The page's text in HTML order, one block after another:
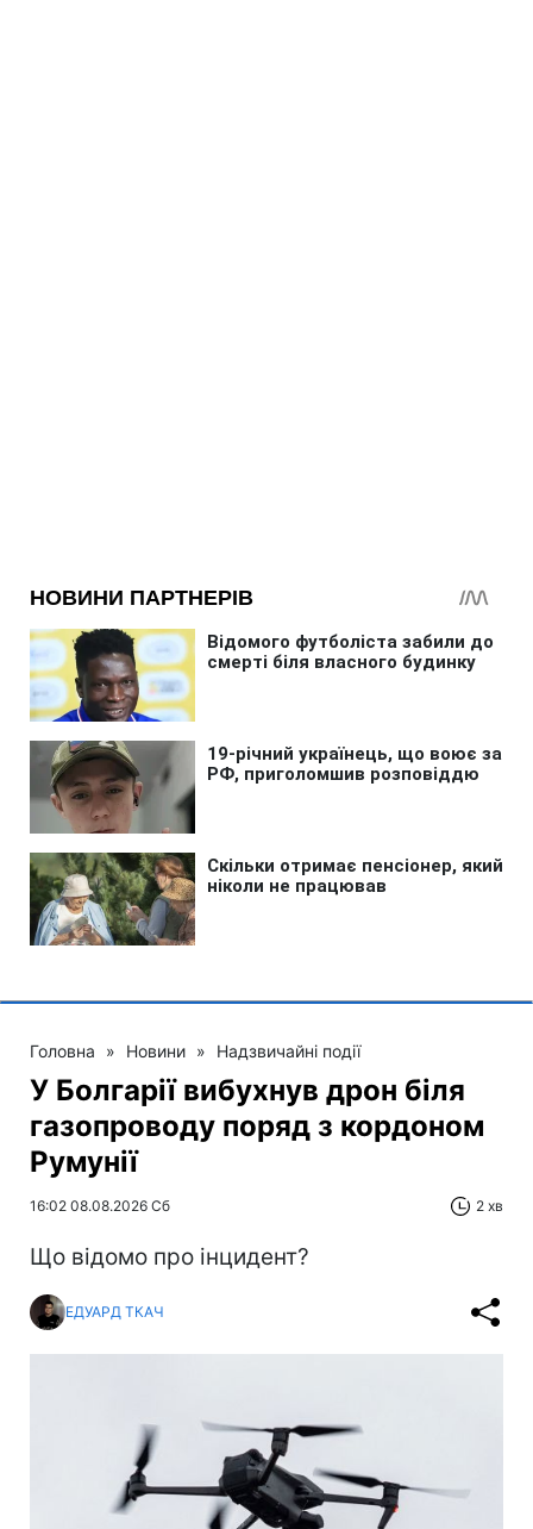
Головна » Новини » Надзвичайні події
У Болгарії вибухнув дрон біля
газопроводу поряд з кордоном
Румунії
16:02 08.08.2026 Сб 2 хв
Що відомо про інцидент?
ЕДУАРД ТКАЧ